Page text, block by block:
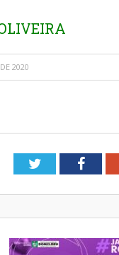
2020
Twitter